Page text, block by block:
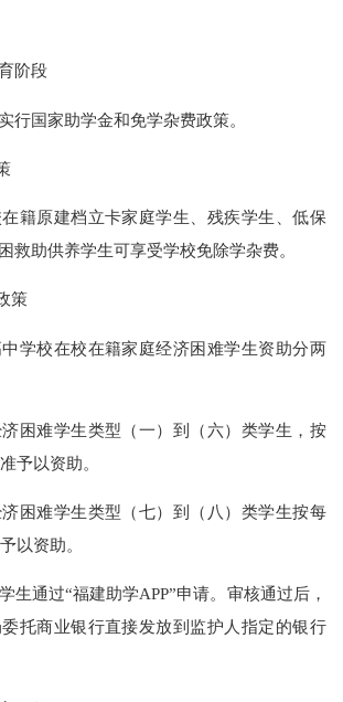
阶段
国家助学金和免学杂费政策。
籍原建档立卡家庭学生、残疾学生、低保
救助供养学生可享受学校免除学杂费。
策
校在校在籍家庭经济困难学生资助分两
难学生类型（一）到（六）类学生，按
予以资助。
难学生类型（七）到（八）类学生按每
以资助。
生通过“福建助学APP”申请。审核通过后，
托商业银行直接发放到监护人指定的银行